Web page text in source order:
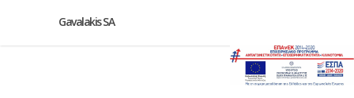
Gavalakis SA